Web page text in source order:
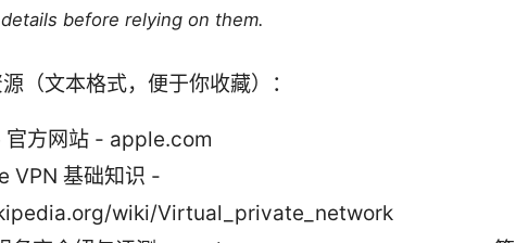
before relying on them.
（文本格式，便于你收藏）：
方网站 - apple.com
VPN 基础知识 -
wiki/Virtual_private_network